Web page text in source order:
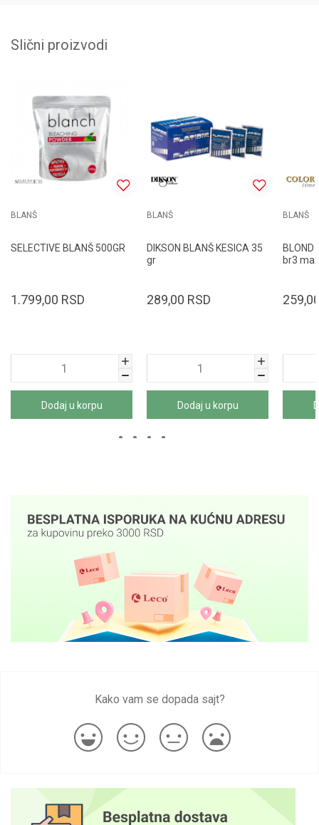
Slični proizvodi
BLANŠ
SELECTIVE BLANŠ 500GR
1.799,00 RSD
Dodaj u korpu
BLANŠ
DIKSON BLANŠ KESICA 35
gr
289,00 RSD
Dodaj u korpu
BLANŠ
BLOND
br3
Kako vam se dopada sajt?